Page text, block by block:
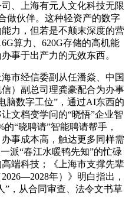
、上海有元人文化科技无限
做伙伴。这种轻资产的数字
力，但若是不颠末深度的营
算力、620G存储的高机能
事于出产力的无效东西。
经信委副从任潘焱、中国
）副总司理龚豪配合为办事
脑数字工位”，通过AI东西的
文档变学问的“晓悟”企业智
“晓聘请”智能聘请帮手，
事成本高，触达更多同样需
派“春江水暖鸭先知”的忙碌
端科技；《上海市支撑先辈
年）》明白指出，
”，从合同审查、法令文书草